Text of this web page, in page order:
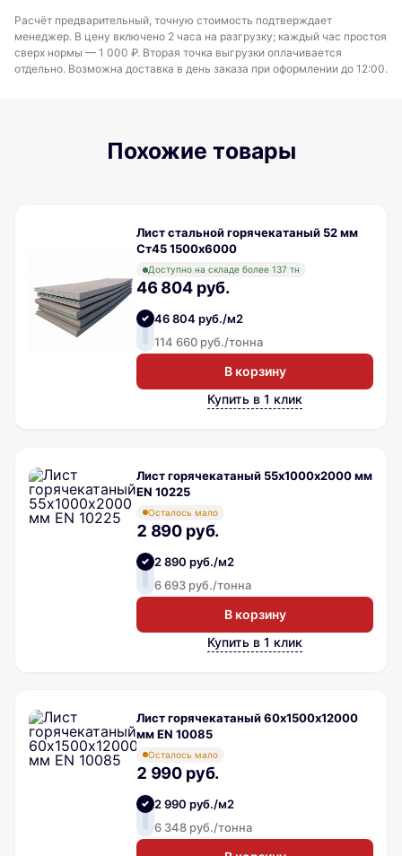
Расчёт предварительный, точную стоимость подтверждает
менеджер. В цену включено 2 часа на разгрузку; каждый час простоя
сверх нормы — 1 000 ₽. Вторая точка выгрузки оплачивается
отдельно. Возможна доставка в день заказа при оформлении до 12:00.
Похожие товары
Лист стальной горячекатаный 52 мм
Ст45 1500х6000
Доступно на складе более 137 тн
46 804 руб.
46 804 руб./м2
114 660 руб./тонна
В корзину
Купить в 1 клик
Лист горячекатаный 55х1000х2000 мм
EN 10225
Осталось мало
2 890 руб.
2 890 руб./м2
6 693 руб./тонна
В корзину
Купить в 1 клик
Лист горячекатаный 60х1500х12000
мм EN 10085
Осталось мало
2 990 руб.
2 990 руб./м2
6 348 руб./тонна